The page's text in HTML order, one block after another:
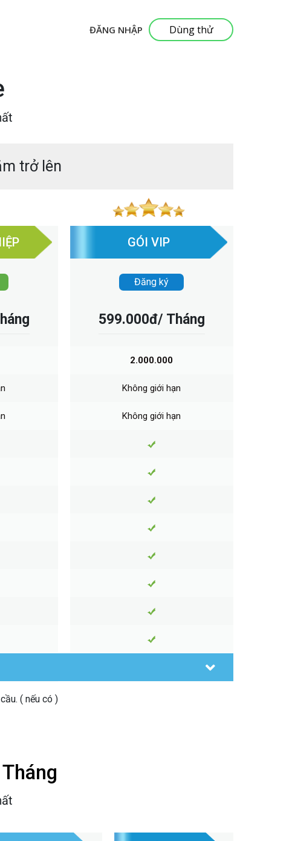
Dùng thử
ĐĂNG NHẬP
trở lên
GÓI VIP
Đăng ký
599.000đ/ Tháng
2.000.000
Không giới hạn
Không giới hạn
( nếu có )